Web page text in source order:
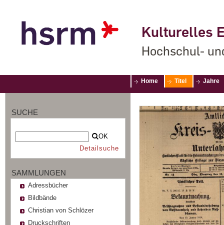
Kulturelles
Hochschul-
Home Titel Jahre
SUCHE
OK
Detailsuche
SAMMLUNGEN
Adressbücher
Bildbände
Christian von Schlözer
Druckschriften